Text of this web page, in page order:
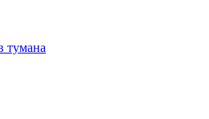
тумана